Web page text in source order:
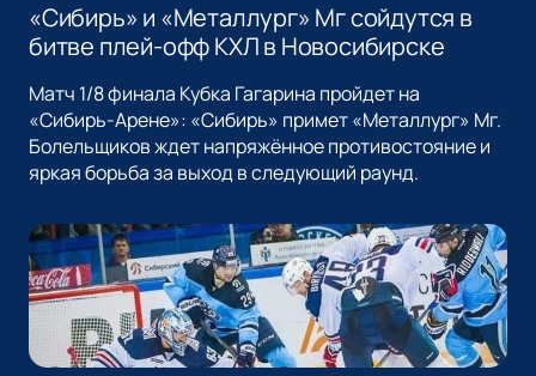
«Сибирь» и «Металлург» Мг сойдутся в
битве плей-офф КХЛ в Новосибирске
Матч 1/8 финала Кубка Гагарина пройдет на
«Сибирь-Арене»: «Сибирь» примет «Металлург» Мг.
Болельщиков ждет напряжённое противостояние и
яркая борьба за выход в следующий раунд.